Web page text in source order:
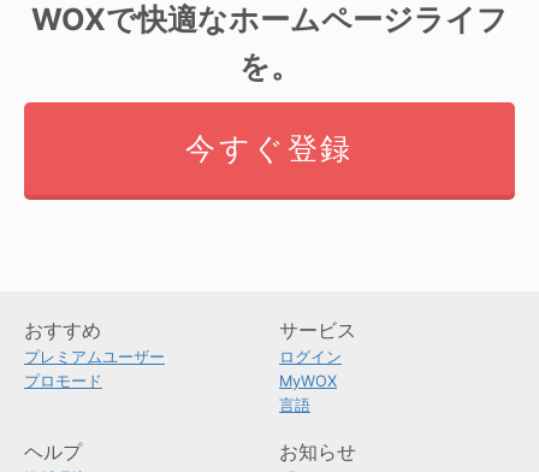
WOXで快適なホームページライフ
を。
今すぐ登録
おすすめ
プレミアムユーザー
プロモード
サービス
ログイン
MyWOX
言語
ヘルプ お知らせ